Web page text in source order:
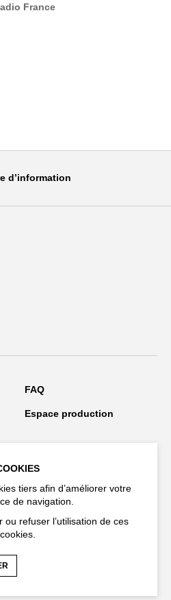
France
d’information
FAQ
Espace production
Publications et
téléchargements
personnelles
tiers afin d’améliorer votre
de navigation.
ou refuser l’utilisation de ces
cookies.